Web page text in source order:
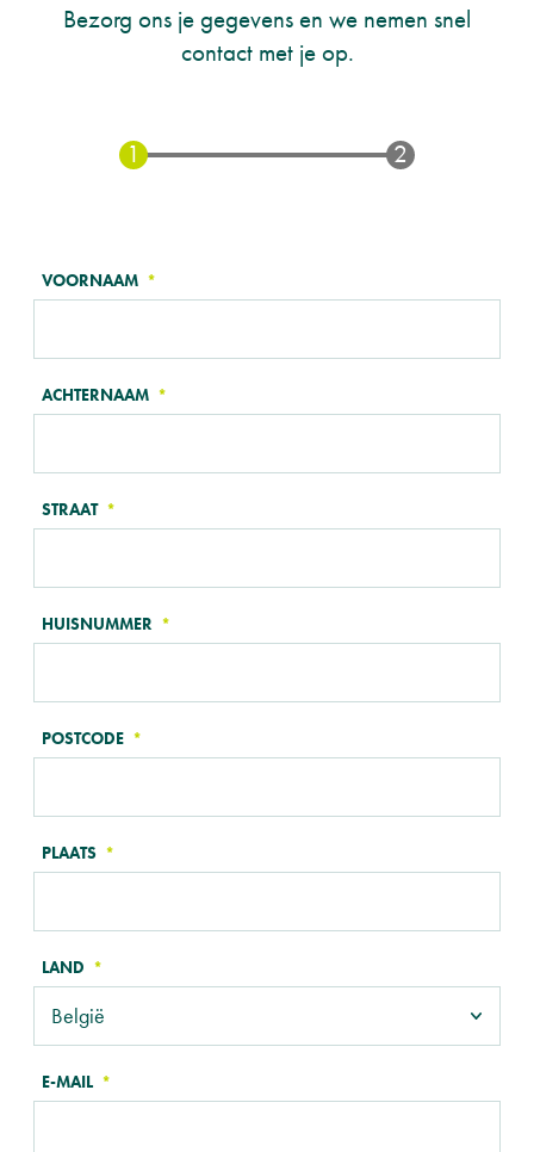
Bezorg ons je gegevens en we nemen snel
contact met je op.
TELL
US
VOORNAAM
ACHTERNAAM
STRAAT
HUISNUMMER
POSTCODE
PLAATS
LAND
E-MAIL